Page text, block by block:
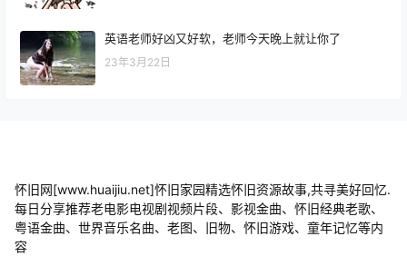
英语老师好凶又好软，老师今天晚上就让你了
23年3月22日
怀旧网[www.huaijiu.net]怀旧家园精选怀旧资源故事,共寻美好回忆.
每日分享推荐老电影电视剧视频片段、影视金曲、怀旧经典老歌、
粤语金曲、世界音乐名曲、老图、旧物、怀旧游戏、童年记忆等内
容